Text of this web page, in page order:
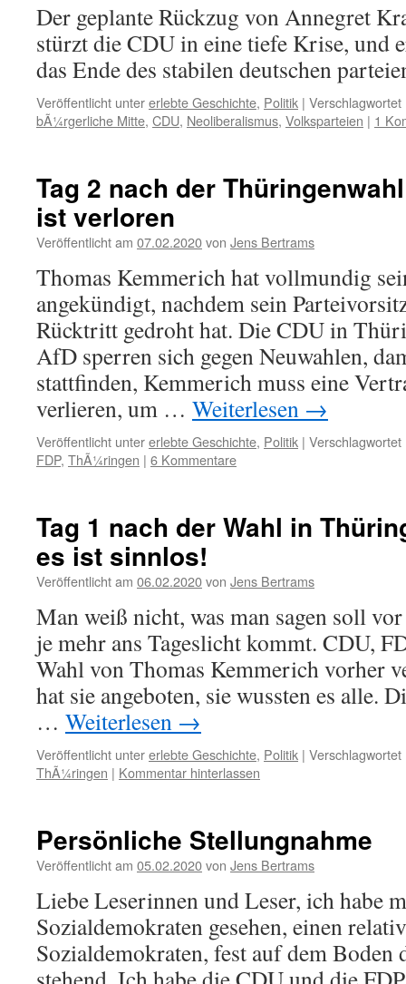
Der geplante Rückzug von Annegret
stürzt die CDU in eine tiefe Krise, und
das Ende des stabilen deutschen
Veröffentlicht untererlebte Geschichte, Politik | Verschlagwortet
bÃ¼rgerliche Mitte, CDU, Neoliberalismus, Volksparteien | 1
Tag 2 nach der
ist verloren
Veröffentlicht am 07.02.2020von Jens Bertrams
Thomas Kemmerich hat vollmundig
angekündigt, nachdem sein
Rücktritt gedroht hat. Die CDU in
AfD sperren sich gegen Neuwahlen,
stattfinden, Kemmerich muss eine
verlieren, um … Weiterlesen →
Veröffentlicht untererlebte Geschichte, Politik | Verschlagwortet
FDP, ThÃ¼ringen | 6 Kommentare
Tag 1 nach der Wahl in
es ist sinnlos!
Veröffentlicht am 06.02.2020von Jens Bertrams
Man weiß nicht, was man sagen soll
je mehr ans Tageslicht kommt. CDU,
Wahl von Thomas Kemmerich vorher
hat sie angeboten, sie wussten es alle.
… Weiterlesen →
Veröffentlicht untererlebte Geschichte, Politik | Verschlagwortet
ThÃ¼ringen | Kommentar hinterlassen
Persönliche Stellungnahme
Veröffentlicht am 05.02.2020von Jens Bertrams
Liebe Leserinnen und Leser, ich habe
Sozialdemokraten gesehen, einen
Sozialdemokraten, fest auf dem Boden